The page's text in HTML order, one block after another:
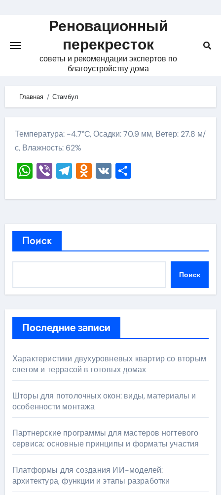
Реновационный
перекресток
советы и рекомендации экспертов по
благоустройству дома
Главная Стамбул
Температура: -4.7°C, Осадки: 70.9 мм, Ветер: 27.8 м/
с, Влажность: 62%
WhatsApp
ViberTelegram
Odnoklassniki
VKОтправить
Поиск
Поиск
Последние записи
Характеристики двухуровневых квартир со вторым
светом и террасой в готовых домах
Шторы для потолочных окон: виды, материалы и
особенности монтажа
Партнерские программы для мастеров ногтевого
сервиса: основные принципы и форматы участия
Платформы для создания ИИ-моделей:
архитектура, функции и этапы разработки